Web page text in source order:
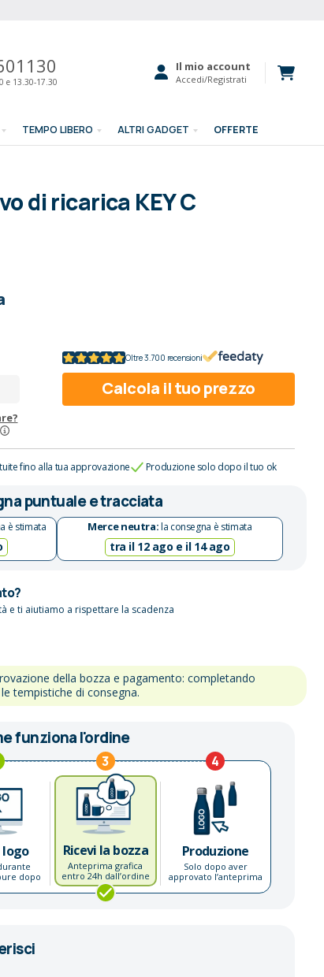
e 13.30-17.30
Il mio account
Accedi/Registrati
TEMPO LIBERO ALTRI GADGET OFFERTE
di ricarica KEY C
Oltre 3.700 recensioni
Calcola il tuo prezzo
fino alla tua approvazione Produzione solo dopo il tuo ok
puntuale e tracciata
è stimata Merce neutra:la consegna è stimata
tra il 12 ago e il 14 ago
e ti aiutiamo a rispettare la scadenza
della bozza e pagamento: completando
tempistiche di consegna.
funziona l'ordine
logo
dopo
3
Ricevi la bozza
Anteprima grafica
entro 24h dall’ordine
4
Produzione
Solo dopo aver
approvato l’anteprima